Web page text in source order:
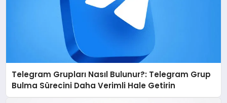
Telegram Grupları Nasıl Bulunur?: Telegram Grup
Bulma Sürecini Daha Verimli Hale Getirin